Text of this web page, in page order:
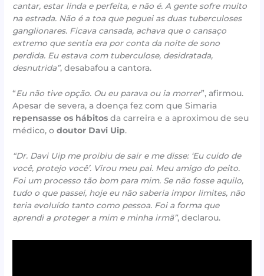
cantar, estar linda e perfeita, e não é. A gente sofre muito
na estrada. Não é a toa que peguei as duas tuberculoses
ganglionares. Ficava cansada, achava que o cansaço
extremo que sentia era por conta da noite de sono
perdida. Eu estava com tuberculose, desidratada,
desnutrida”, desabafou a cantora.
“Eu não tive opção. Ou eu parava ou ia morrer”, afirmou.
Apesar de severa, a doença fez com que Simaria
repensasse os hábitosda carreira e a aproximou de seu
médico, odoutor Davi Uip.
“Dr. Davi Uip me proibiu de sair e me disse: ‘Eu cuido de
você, protejo você’. Virou meu pai. Meu amigo do peito.
Foi um processo tão bom para mim. Se não fosse aquilo,
tudo o que passei, hoje eu não saberia impor limites, não
teria evoluído tanto como pessoa. Foi a forma que
aprendi a proteger a mim e minha irmã”, declarou.